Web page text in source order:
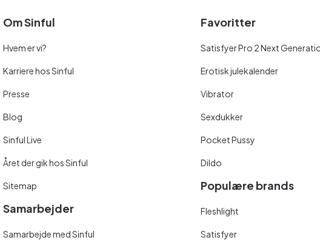
Om Sinful
Hvem er vi?
Karriere hos Sinful
Presse
Blog
Sinful Live
Året der gik hos Sinful
Sitemap
Samarbejder
Samarbejde med Sinful
Favoritter
Satisfyer Pro 2 Next
Erotisk julekalender
Vibrator
Sexdukker
Pocket Pussy
Dildo
Populære brands
Fleshlight
Satisfyer